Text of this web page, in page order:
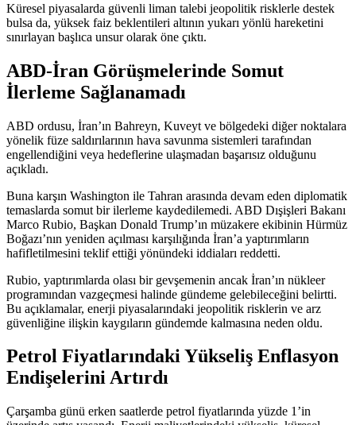
Küresel piyasalarda güvenli liman talebi jeopolitik risklerle destek
bulsa da, yüksek faiz beklentileri altının yukarı yönlü hareketini
sınırlayan başlıca unsur olarak öne çıktı.
ABD-İran Görüşmelerinde Somut
İlerleme Sağlanamadı
ABD ordusu, İran’ın Bahreyn, Kuveyt ve bölgedeki diğer noktalara
yönelik füze saldırılarının hava savunma sistemleri tarafından
engellendiğini veya hedeflerine ulaşmadan başarısız olduğunu
açıkladı.
Buna karşın Washington ile Tahran arasında devam eden diplomatik
temaslarda somut bir ilerleme kaydedilemedi. ABD Dışişleri Bakanı
Marco Rubio, Başkan Donald Trump’ın müzakere ekibinin Hürmüz
Boğazı’nın yeniden açılması karşılığında İran’a yaptırımların
hafifletilmesini teklif ettiği yönündeki iddiaları reddetti.
Rubio, yaptırımlarda olası bir gevşemenin ancak İran’ın nükleer
programından vazgeçmesi halinde gündeme gelebileceğini belirtti.
Bu açıklamalar, enerji piyasalarındaki jeopolitik risklerin ve arz
güvenliğine ilişkin kaygıların gündemde kalmasına neden oldu.
Petrol Fiyatlarındaki Yükseliş Enflasyon
Endişelerini Artırdı
Çarşamba günü erken saatlerde petrol fiyatlarında yüzde 1’in